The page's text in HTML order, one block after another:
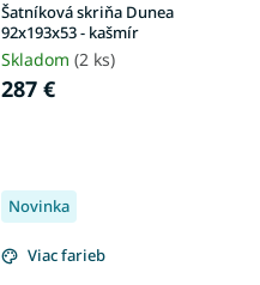
Šatníková skriňa Dunea
92x193x53 - kašmír
Skladom (2 ks)
287 €
Novinka
Viac farieb